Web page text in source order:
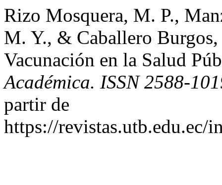
Rizo Mosquera, M. P.,
M. Y., & Caballero
Vacunación en la Salud
Académica. ISSN 2588-
partir de
https://revistas.utb.edu.ec/